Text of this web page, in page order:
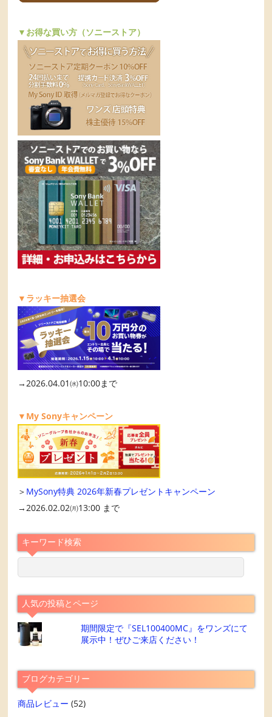
▼お得な買い方（ソニーストア）
▼ラッキー抽選会
→2026.04.01㈬10:00まで
▼My Sonyキャンペーン
＞ MySony特典 2026年新春プレゼントキャンペーン
→2026.02.02㈪13:00 まで
キーワード検索
人気の投稿とページ
期間限定で『SEL100400MC』をワンズにて
展示中！ぜひご来店ください！
ブログカテゴリー
商品レビュー (52)